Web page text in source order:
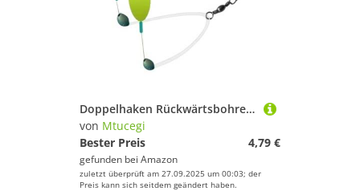
Doppelhaken Rückwärtsbohrer Rigs Schwimmköder Haar Mit Platzbohne Für Süßwasser Und Salzwasser Doppelte Rückseite Fischt
von Mtucegi
Bester Preis
4,79 €
gefunden bei Amazon
zuletzt überprüft am 27.09.2025 um 00:03; der
Preis kann sich seitdem geändert haben.